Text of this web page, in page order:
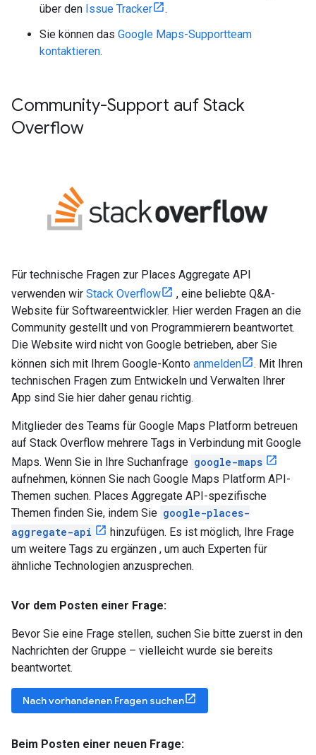
über den Issue Tracker
.
Sie können das Google Maps-Supportteam
kontaktieren.
Community-Support auf Stack
Overflow
Für technische Fragen zur Places Aggregate API
verwenden wir Stack Overflow
, eine beliebte Q&A-
Website für Softwareentwickler. Hier werden Fragen an die
Community gestellt und von Programmierern beantwortet.
Die Website wird nicht von Google betrieben, aber Sie
können sich mit Ihrem Google-Konto anmelden
. Mit Ihren
technischen Fragen zum Entwickeln und Verwalten Ihrer
App sind Sie hier daher genau richtig.
Mitglieder des Teams für Google Maps Platform betreuen
auf Stack Overflow mehrere Tags in Verbindung mit Google
Maps. Wenn Sie in Ihre Suchanfrage google-maps
aufnehmen, können Sie nach Google Maps Platform API-
Themen suchen. Places Aggregate API-spezifische
Themen finden Sie, indem Sie google-places-
aggregate-api
hinzufügen. Es ist möglich, Ihre Frage
um weitere Tags zu ergänzen , um auch Experten für
ähnliche Technologien anzusprechen.
Vor dem Posten einer Frage:
Bevor Sie eine Frage stellen, suchen Sie bitte zuerst in den
Nachrichten der Gruppe – vielleicht wurde sie bereits
beantwortet.
Nach vorhandenen Fragen suchen
Beim Posten einer neuen Frage: